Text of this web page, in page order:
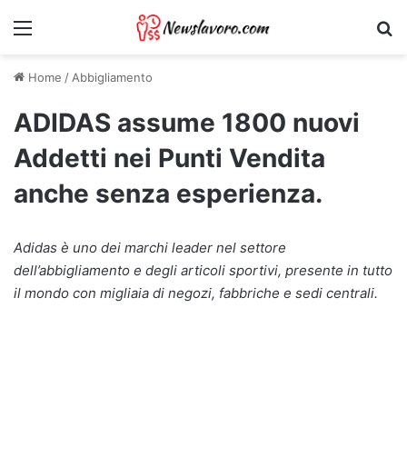
Menu
Home /Abbigliamento
ADIDAS assume 1800 nuovi
Addetti nei Punti Vendita
anche senza esperienza.
Adidas è uno dei marchi leader nel settore
dell’abbigliamento e degli articoli sportivi, presente in tutto
il mondo con migliaia di negozi, fabbriche e sedi centrali.